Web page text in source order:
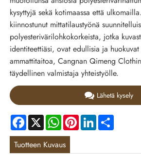
kysyttyjä sekä kotimaassa että
kiinnostunut mittatilaustyönä
polyesterivärilohkokorkeista, jotka
identiteettiäsi, ovat edullisia ja
ammattitaitoa, Cangnan Qimeng
täydellinen valmistaja yhteistyölle.
Lähetä kysely
Facebook
X WhatsApp
PinterestLinkedIn
Tuotteen Kuvaus